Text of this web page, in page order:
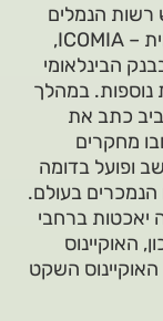
רשות הנמלים
והרכבות, מזכיר תעשיית המרינות העולמית – ICOMIA,
הבינלאומי
נוספות. במהלך
כתב את
הספר The captain strategy (2021) ובו מחקרים
ופועל בדומה
הנמכרים בעולם.
יאכטות ברחבי
האוקיינוס
השקט